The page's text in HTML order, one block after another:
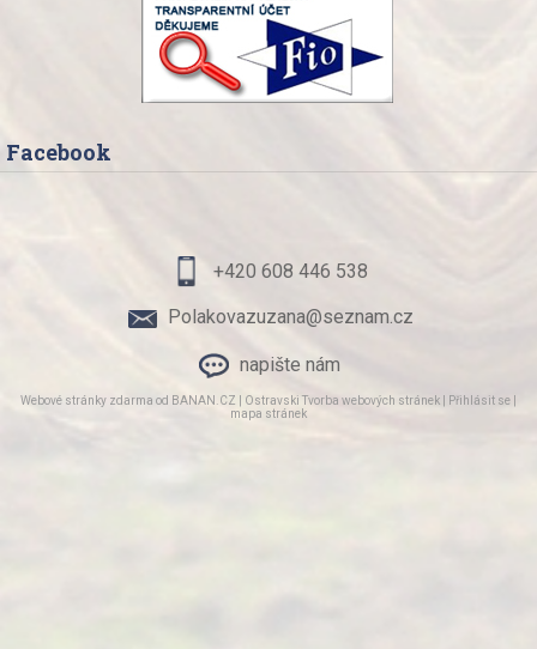
Facebook
+420 608 446 538
Polakovazuzana@seznam.cz
napište nám
Webové stránky zdarma od BANAN.CZ Ostravski Tvorba webových stránek Přihlásit se
mapa stránek